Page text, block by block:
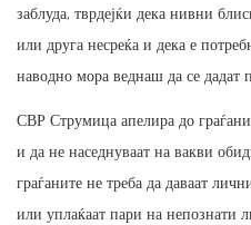
заблуда, тврдејќи дека нивни
или друга несреќа и дека е
наводно мора веднаш да се дадат
СВР Струмица апелира до
и да не наседнуваат на вакви
граѓаните не треба да даваат
или уплаќаат пари на непознати